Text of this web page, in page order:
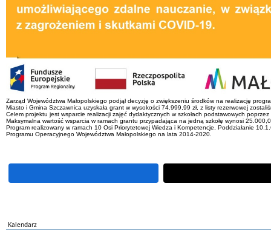
Zarząd Województwa Małopolskiego podjął decyzję o zwiększeniu środków na realizację
Miasto i Gmina Szczawnica uzyskała grant w wysokości 74.999,99 zł, z listy rezerwowej
Celem projektu jest wsparcie realizacji zajęć dydaktycznych w szkołach podstawowych
Maksymalna wartość wsparcia w ramach grantu przypadająca na jedną szkołę wynosi
Program realizowany w ramach 10 Osi Priorytetowej Wiedza i Kompetencje, Poddziałanie
Programu Operacyjnego Województwa Małopolskiego na lata 2014-2020.
Kalendarz